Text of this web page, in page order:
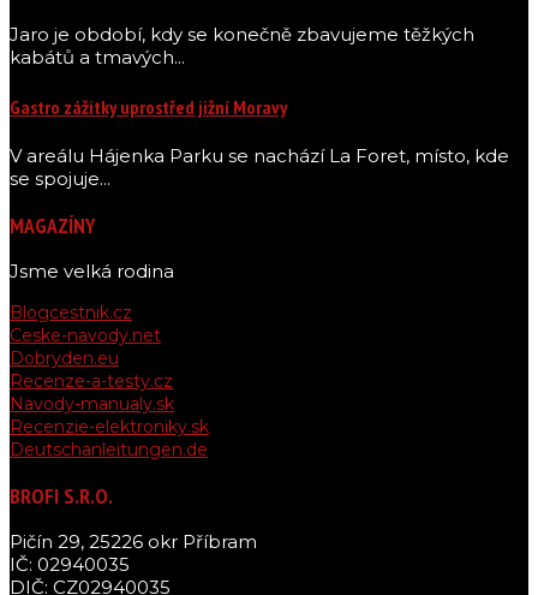
Jaro je období, kdy se konečně zbavujeme těžkých
kabátů a tmavých...
Gastro zážitky uprostřed jižní Moravy
V areálu Hájenka Parku se nachází La Foret, místo, kde
se spojuje...
MAGAZÍNY
Jsme velká rodina
Blogcestnik.cz
Ceske-navody.net
Dobryden.eu
Recenze-a-testy.cz
Navody-manualy.sk
Recenzie-elektroniky.sk
Deutschanleitungen.de
BROFI S.R.O.
Pičín 29, 25226 okr Příbram
IČ: 02940035
DIČ: CZ02940035